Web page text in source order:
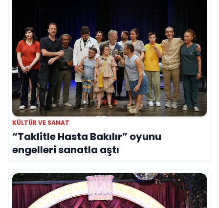
KÜLTÜR VE SANAT
“Taklitle Hasta Bakılır” oyunu
engelleri sanatla aştı